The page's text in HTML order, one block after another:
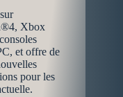
Xbox
et offre de
pour les